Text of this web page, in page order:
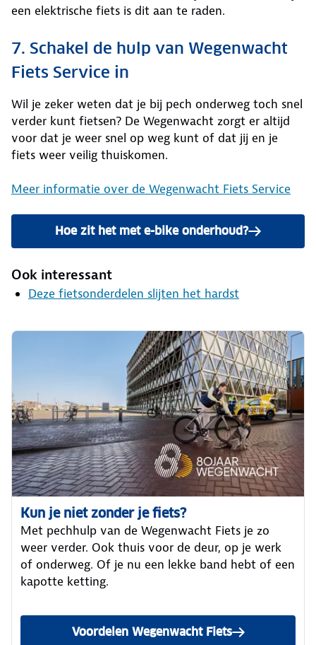
een elektrische fiets is dit aan te raden.
7. Schakel de hulp van Wegenwacht
Fiets Service in
Wil je zeker weten dat je bij pech onderweg toch snel
verder kunt fietsen? De Wegenwacht zorgt er altijd
voor dat je weer snel op weg kunt of dat jij en je
fiets weer veilig thuiskomen.
Meer informatie over de Wegenwacht Fiets Service
Hoe zit het met e-bike onderhoud?
Ook interessant
Deze fietsonderdelen slijten het hardst
Kun je niet zonder je fiets?
Met pechhulp van de Wegenwacht Fiets je zo
weer verder. Ook thuis voor de deur, op je werk
of onderweg. Of je nu een lekke band hebt of een
kapotte ketting.
Voordelen Wegenwacht Fiets